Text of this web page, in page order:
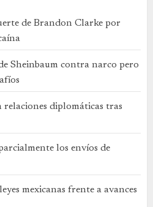
de Brandon Clarke por
Sheinbaum contra narco pero
relaciones diplomáticas tras
los envíos de
mexicanas frente a avances